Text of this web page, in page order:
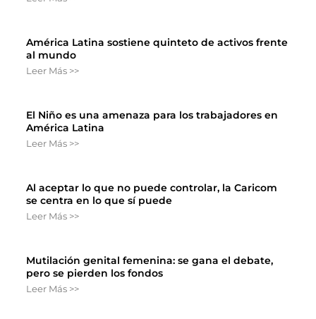
América Latina sostiene quinteto de activos frente
al mundo
Leer Más >>
El Niño es una amenaza para los trabajadores en
América Latina
Leer Más >>
Al aceptar lo que no puede controlar, la Caricom
se centra en lo que sí puede
Leer Más >>
Mutilación genital femenina: se gana el debate,
pero se pierden los fondos
Leer Más >>